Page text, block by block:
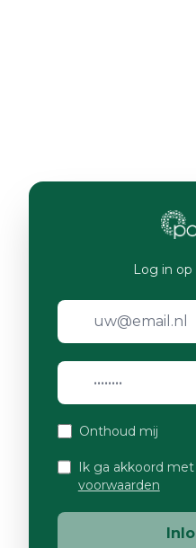
Log in
Onthoud mij
Ik ga akkoord
voorwaarden